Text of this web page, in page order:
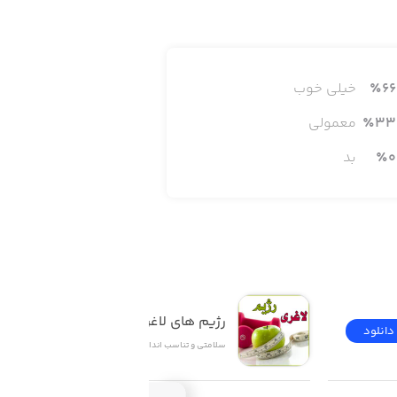
- A library of 500+ guided
٪66
خیلی خوب
٪33
معمولی
٪0 بد
دانلود رژیم های لاغری و چاقی
سلامتی و تناسب اندام